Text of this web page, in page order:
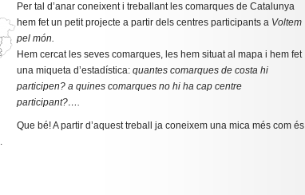
Per tal d’anar coneixent i treballant les comarques de Catalunya
hem fet un petit projecte a partir dels centres participants a Voltem
pel món.
Hem cercat les seves comarques, les hem situat al mapa i hem fet
una miqueta d’estadística: quantes comarques de costa hi
participen? a quines comarques no hi ha cap centre
participant?….
Que bé! A partir d’aquest treball ja coneixem una mica més com és